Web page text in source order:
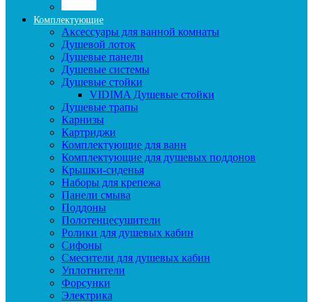
Комплектующие
Аксессуары для ванной комнаты
Душевой лоток
Душевые панели
Душевые системы
Душевые стойки
VIDIMA Душевые стойки
Душевые трапы
Карнизы
Картриджи
Комплектующие для ванн
Комплектующие для душевых поддонов
Крышки-сиденья
Наборы для крепежа
Панели смыва
Поддоны
Полотенцесушители
Ролики для душевых кабин
Сифоны
Смесители для душевых кабин
Уплотнители
Форсунки
Электрика